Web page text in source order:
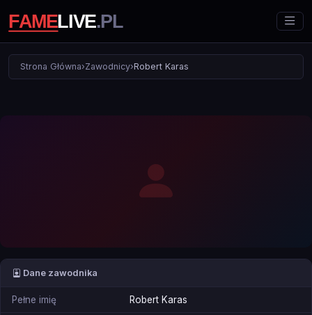
Strona Główna›Zawodnicy›Robert Karas
Dane zawodnika
Pełne imię Robert Karas